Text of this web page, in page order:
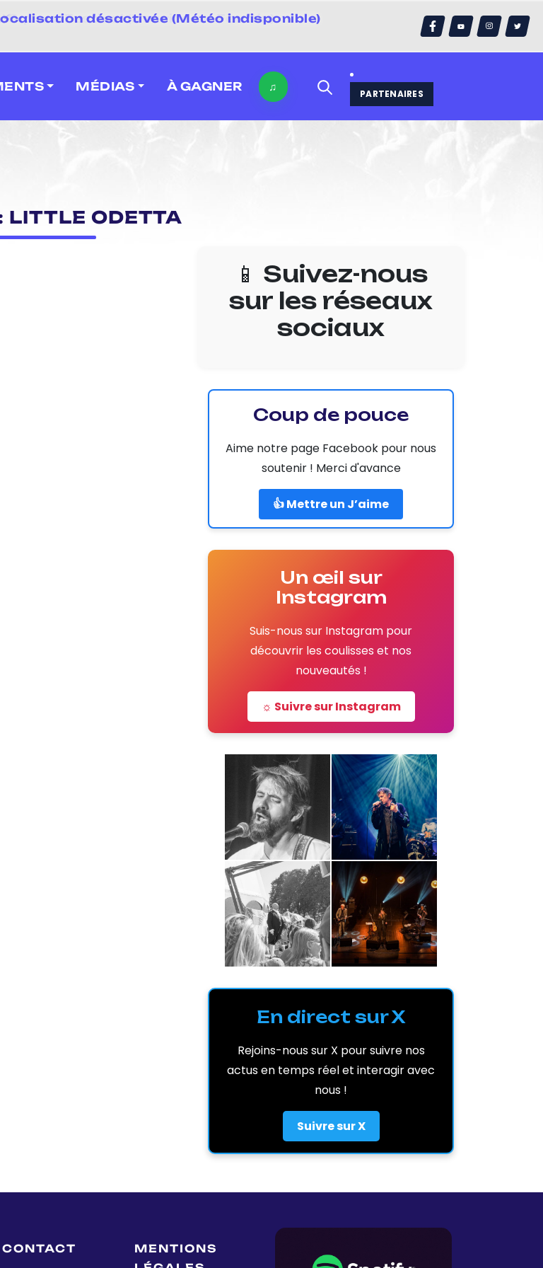
⚡ désactivée (Météo indisponible)
Festival (Neuville-en-Ferrain)
MÉDIAS À GAGNER ♫
PARTENAIRES
LITTLE ODETTA
📱 Suivez-nous
sur les réseaux
sociaux
Coup de pouce
Aime notre page Facebook pour nous
soutenir ! Merci d'avance
👍 Mettre un J’aime
Un œil sur
Instagram
Suis-nous sur Instagram pour
découvrir les coulisses et nos
nouveautés !
☼ Suivre sur Instagram
En direct sur X
Rejoins-nous sur X pour suivre nos
actus en temps réel et interagir avec
nous !
Suivre sur X
CONTACT
MENTIONS